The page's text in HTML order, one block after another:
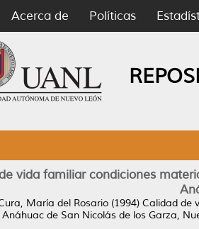
Acerca de Políticas
vida familiar condiciones
María del Rosario (1994) Calidad de
Anáhuac de San Nicolás de los Garza,